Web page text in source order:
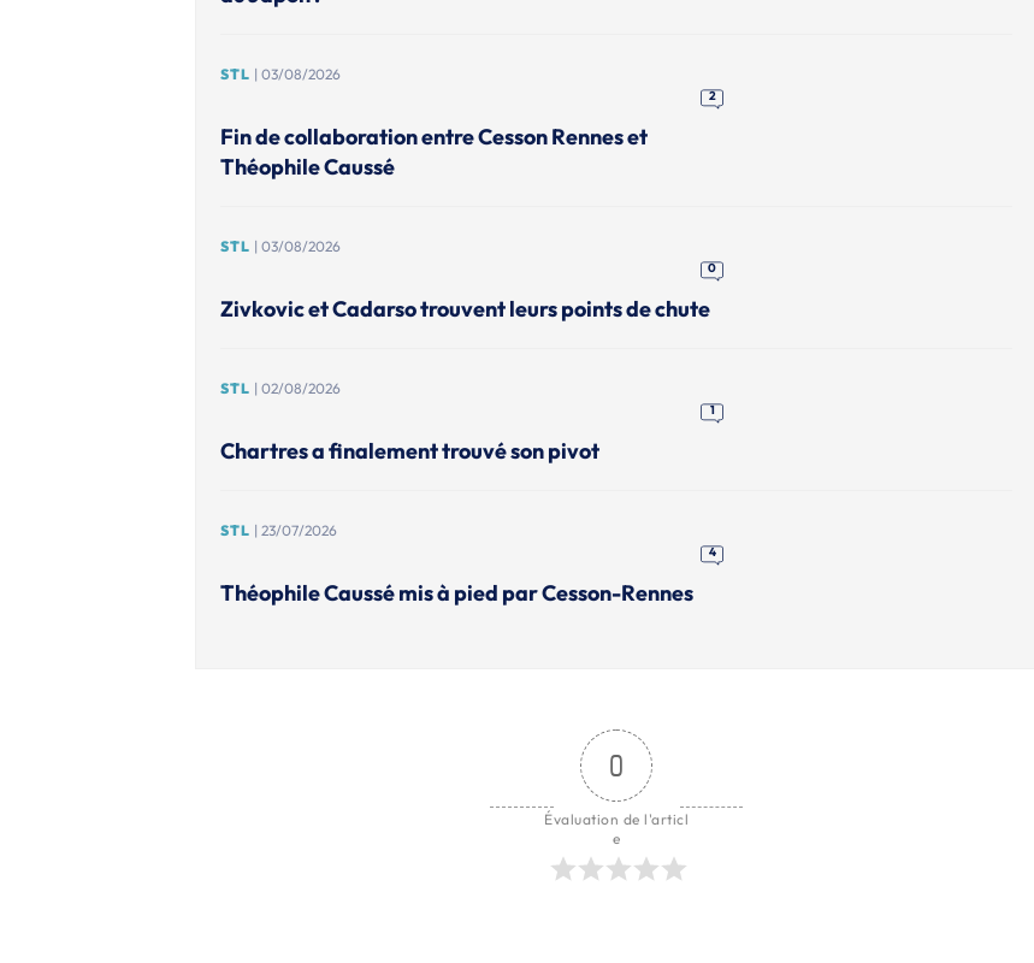
STL | 03/08/2026
2
Fin de collaboration entre Cesson Rennes et
Théophile Caussé
STL | 03/08/2026
0
Zivkovic et Cadarso trouvent leurs points de chute
STL | 02/08/2026
1
Chartres a finalement trouvé son pivot
STL | 23/07/2026
4
Théophile Caussé mis à pied par Cesson-Rennes
0
Évaluation de l'articl
e